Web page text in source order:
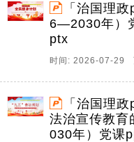
「治国理
6—2030年）
ptx
时间: 2026-07-29
「治国理
法治宣传教育
030年）党课